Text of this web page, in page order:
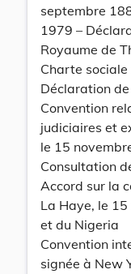
septembre
1979 –
Royaume de
Charte
Déclaration
Convention
judiciaires et
le 15
Consultation
Accord sur la
La Haye, le
et du Nigeria
Convention
signée à New